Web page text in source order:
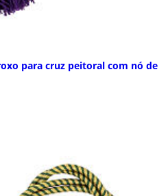
para cruz peitoral com nó de